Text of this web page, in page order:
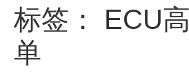
标签： ECU
单